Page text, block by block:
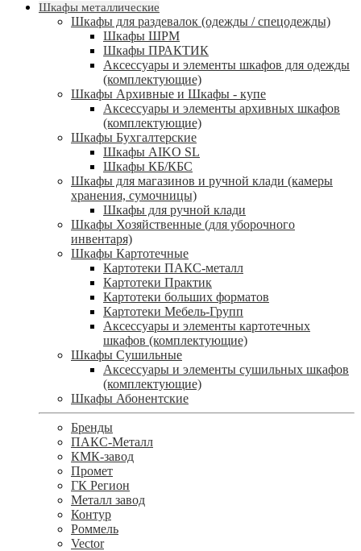
Шкафы металлические
Шкафы для раздевалок (одежды / спецодежды)
Шкафы ШРМ
Шкафы ПРАКТИК
Аксессуары и элементы шкафов для одежды
(комплектующие)
Шкафы Архивные и Шкафы - купе
Аксессуары и элементы архивных шкафов
(комплектующие)
Шкафы Бухгалтерские
Шкафы AIKO SL
Шкафы КБ/КБС
Шкафы для магазинов и ручной клади (камеры
хранения, сумочницы)
Шкафы для ручной клади
Шкафы Хозяйственные (для уборочного
инвентаря)
Шкафы Картотечные
Картотеки ПАКС-металл
Картотеки Практик
Картотеки больших форматов
Картотеки Мебель-Групп
Аксессуары и элементы картотечных
шкафов (комплектующие)
Шкафы Сушильные
Аксессуары и элементы сушильных шкафов
(комплектующие)
Шкафы Абонентские
Бренды
ПАКС-Металл
КМК-завод
Промет
ГК Регион
Металл завод
Контур
Роммель
Vector